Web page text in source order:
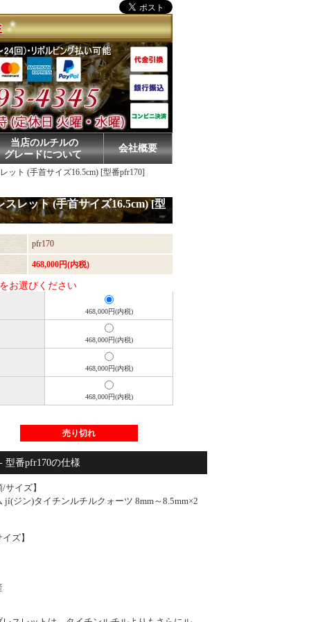
当店のルチルの
グレードについて
会社概要
ット (手首サイズ16.5cm) [型番pfr170]
レット (手首サイズ16.5cm) [型
pfr170
468,000円(内税)
お選びください
468,000円(内税)
468,000円(内税)
468,000円(内税)
468,000円(内税)
売り切れ
jí(ジン)タイチンルチルクォーツ 8mm～8.5mm玉 ブレスレット (手首
型番pfr170の仕様
/サイズ】
jí(ジン)タイチンルチルクォーツ 8mm～8.5mm×2
ズ】